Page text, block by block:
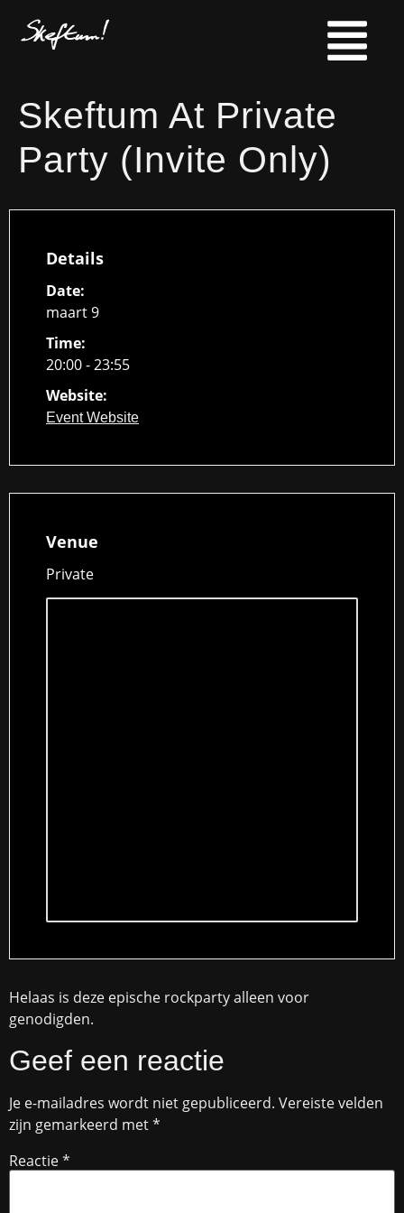
Skeftum At Private
Party (Invite Only)
Details
Date:
maart 9
Time:
20:00 - 23:55
Website:
Event Website
Venue
Private
Helaas is deze epische rockparty alleen voor
genodigden.
Geef een reactie
Je e-mailadres wordt niet gepubliceerd. Vereiste velden
zijn gemarkeerd met*
Reactie*